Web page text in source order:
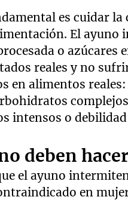
es cuidar la
El ayuno
o azúcares
reales y no
en alimentos
intensos o
deben
el ayuno
en